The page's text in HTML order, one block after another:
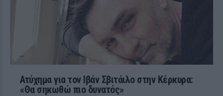
Ατύχημα για τον Ιβάν Σβιτάιλο στην Κέρκυρα:
«Θα σηκωθώ πιο δυνατός»